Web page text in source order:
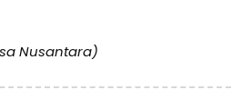
Nusantara)